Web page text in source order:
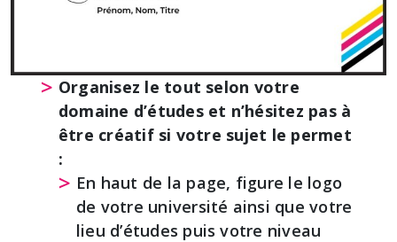
Organisez le tout selon votre
domaine d’études et n’hésitez pas à
être créatif si votre sujet le permet
:
En haut de la page, figure le logo
de votre université ainsi que votre
lieu d’études puis votre niveau